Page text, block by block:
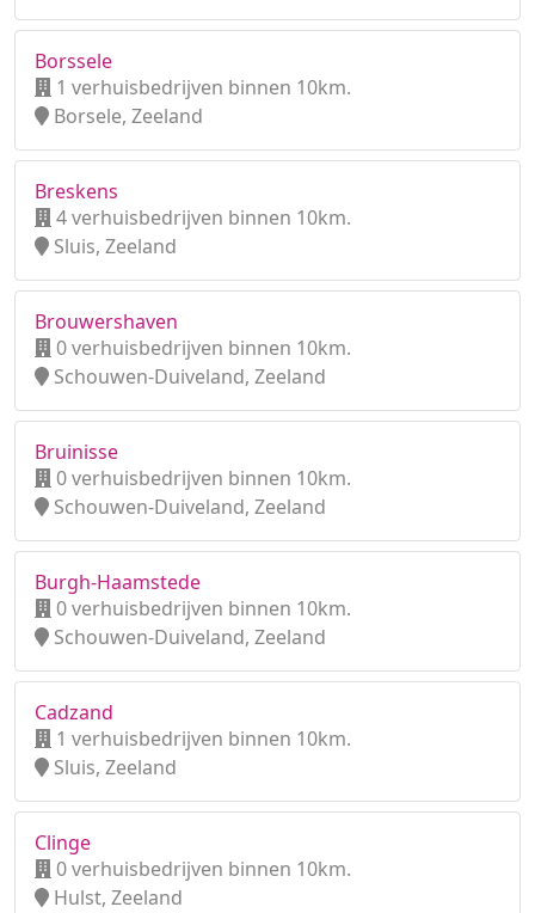
Borssele
1 verhuisbedrijven binnen 10km.
Borsele, Zeeland
Breskens
4 verhuisbedrijven binnen 10km.
Sluis, Zeeland
Brouwershaven
0 verhuisbedrijven binnen 10km.
Schouwen-Duiveland, Zeeland
Bruinisse
0 verhuisbedrijven binnen 10km.
Schouwen-Duiveland, Zeeland
Burgh-Haamstede
0 verhuisbedrijven binnen 10km.
Schouwen-Duiveland, Zeeland
Cadzand
1 verhuisbedrijven binnen 10km.
Sluis, Zeeland
Clinge
0 verhuisbedrijven binnen 10km.
Hulst, Zeeland